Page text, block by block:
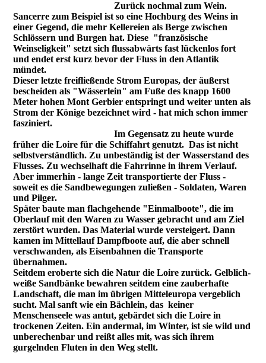
Zurück nochmal zum Wein.
Sancerre zum Beispiel ist so eine Hochburg des Weins in
einer Gegend, die mehr Kellereien als Berge zwischen
Schlössern und Burgen hat. Diese "französische
Weinseligkeit" setzt sich flussabwärts fast lückenlos fort
und endet erst kurz bevor der Fluss in den Atlantik
mündet.
Dieser letzte freifließende Strom Europas, der äußerst
bescheiden als "Wässerlein" am Fuße des knapp 1600
Meter hohen Mont Gerbier entspringt und weiter unten als
Strom der Könige bezeichnet wird - hat mich schon immer
fasziniert.
Im Gegensatz zu heute wurde
früher die Loire für die Schiffahrt genutzt. Das ist nicht
selbstverständlich. Zu unbeständig ist der Wasserstand des
Flusses. Zu wechselhaft die Fahrrinne in ihrem Verlauf.
Aber immerhin - lange Zeit transportierte der Fluss -
soweit es die Sandbewegungen zuließen - Soldaten, Waren
und Pilger.
Später baute man flachgehende "Einmalboote", die im
Oberlauf mit den Waren zu Wasser gebracht und am Ziel
zerstört wurden. Das Material wurde versteigert. Dann
kamen im Mittellauf Dampfboote auf, die aber schnell
verschwanden, als Eisenbahnen die Transporte
übernahmen.
Seitdem eroberte sich die Natur die Loire zurück. Gelblich-
weiße Sandbänke bewahren seitdem eine zauberhafte
Landschaft, die man im übrigen Mitteleuropa vergeblich
sucht. Mal sanft wie ein Bächlein, das keiner
Menschenseele was antut, gebärdet sich die Loire in
trockenen Zeiten. Ein andermal, im Winter, ist sie wild und
unberechenbar und reißt alles mit, was sich ihrem
gurgelnden Fluten in den Weg stellt.